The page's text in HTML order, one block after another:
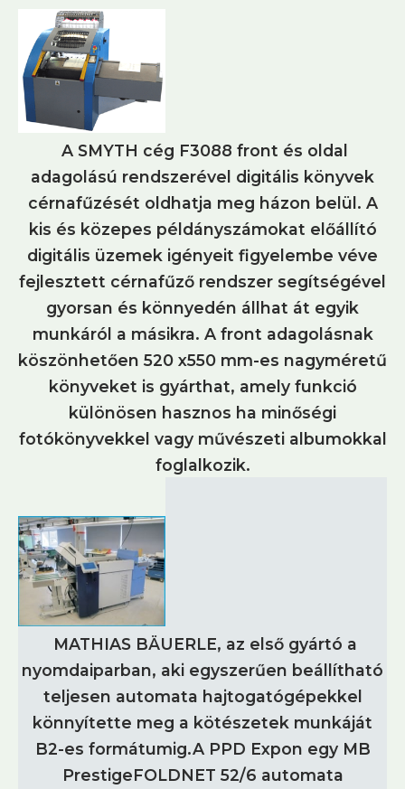
A SMYTH cég F3088 front és oldal
adagolású rendszerével digitális könyvek
cérnafűzését oldhatja meg házon belül. A
kis és közepes példányszámokat előállító
digitális üzemek igényeit figyelembe véve
fejlesztett cérnafűző rendszer segítségével
gyorsan és könnyedén állhat át egyik
munkáról a másikra. A front adagolásnak
köszönhetően 520 x550 mm-es nagyméretű
könyveket is gyárthat, amely funkció
különösen hasznos ha minőségi
fotókönyvekkel vagy művészeti albumokkal
foglalkozik.
MATHIAS BÄUERLE, az első gyártó a
nyomdaiparban, aki egyszerűen beállítható
teljesen automata hajtogatógépekkel
könnyítette meg a kötészetek munkáját
B2-es formátumig.A PPD Expon egy MB
PrestigeFOLDNET 52/6 automata